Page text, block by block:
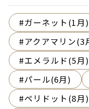
ガーネット(1月)
アクアマリン(3
エメラルド(5月)
パール(6月)
ペリドット(8月)